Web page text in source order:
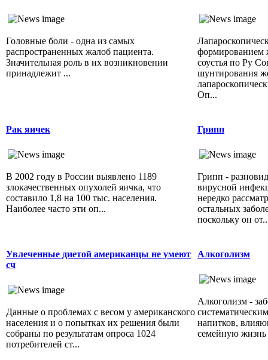
Головные боли - одна из самых
распространенных жалоб пациента.
Значительная роль в их возникновении
принадлежит ...
формированием
соустья по Ру
шунтирования
Оп...
Рак яичек
В 2002 году в России выявлено 1189
злокачественных опухолей яичка, что
составило 1,8 на 100 тыс. населения.
Наиболее часто эти оп...
Грипп
Грипп -
вирусной
нередко
остальных
поскольку он
Увлеченные диетой американцы не умеют
сч
Данные о проблемах с весом у американского
населения и о попытках их решения были
собраны по результатам опроса 1024
потребителей ст...
Алкоголизм
Алкоголизм -
напитков,
семейную жизнь